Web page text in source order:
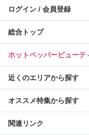
ログイン / 会員登録
総合トップ
ホットペッパービュー
近くのエリアから探す
オススメ特集から探す
関連リンク